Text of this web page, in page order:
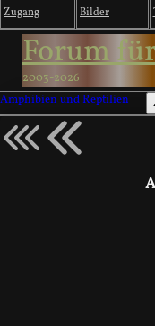
Zugang Bilder
Forum
2003-2026
Amphibien und Reptilien